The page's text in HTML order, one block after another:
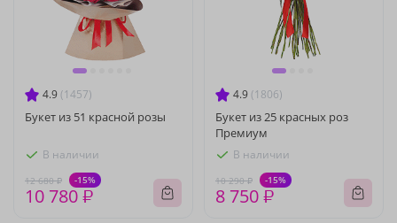
4.9 (1457)
Букет из 51 красной розы
В наличии
12 680 ₽ -15%
10 780 ₽
4.9 (1806)
Букет из 25 красных роз
Премиум
В наличии
10 290 ₽ -15%
8 750 ₽